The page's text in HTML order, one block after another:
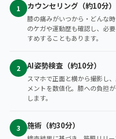
1 カウンセリング（約10分）
膝の痛みがいつから・どんな
のケガや運動歴も確認し、必
すめすることもあります。
2 AI姿勢検査（約10分）
スマホで正面と横から撮影し
メントを数値化。膝への負担
します。
3 施術（約30分）